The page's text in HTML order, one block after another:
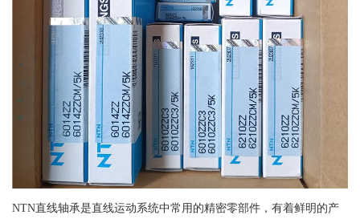
NTN直线轴承是直线运动系统中常用的精密零部件，有着鲜明的产